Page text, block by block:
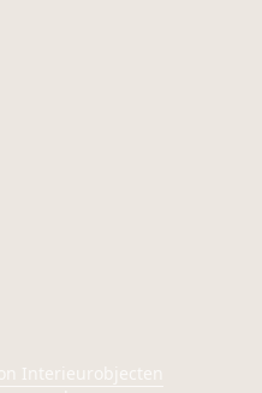
Interieurobjecten